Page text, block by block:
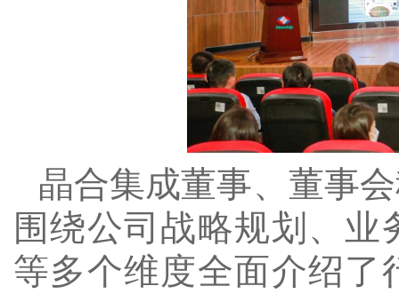
晶合集成董事、董事
围绕公司战略规划、
等多个维度全面介绍了